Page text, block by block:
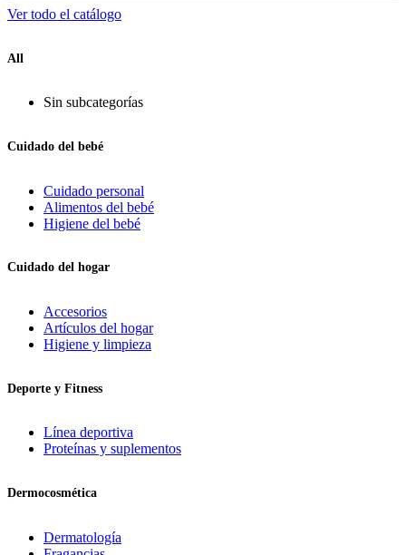
Ver todo el catálogo
All
Sin subcategorías
Cuidado del bebé
Cuidado personal
Alimentos del bebé
Higiene del bebé
Cuidado del hogar
Accesorios
Artículos del hogar
Higiene y limpieza
Deporte y Fitness
Línea deportiva
Proteínas y suplementos
Dermocosmética
Dermatología